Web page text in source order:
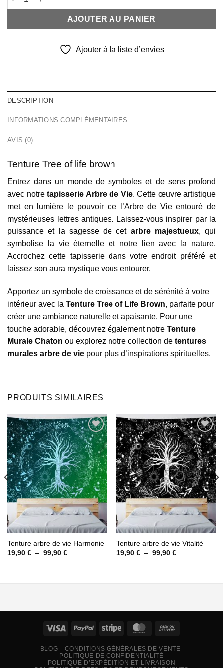
AJOUTER AU PANIER
Ajouter à la liste d’envies
DESCRIPTION
INFORMATIONS COMPLÉMENTAIRES
AVIS (0)
Tenture Tree of life brown
Entrez dans un monde de symboles et de sens profond
avec notre tapisserie Arbre de Vie. Cette œuvre artistique
met en lumière le pouvoir de l’Arbre de Vie entouré de
mystérieuses lettres antiques. Laissez-vous inspirer par la
puissance et la sagesse de cet arbre majestueux, qui
symbolise la vie éternelle et notre lien avec la nature.
Accrochez cette tapisserie dans votre endroit préféré et
laissez son aura mystique vous entourer.
Apportez un symbole de croissance et de sérénité à votre
intérieur avec la Tenture Tree of Life Brown, parfaite pour
créer une ambiance naturelle et apaisante. Pour une
touche adorable, découvrez également notre Tenture
Murale Chaton ou explorez notre collection de tentures
murales arbre de vie pour plus d’inspirations spirituelles.
PRODUITS SIMILAIRES
Ajouter
à la liste
d’envies
Tenture arbre de vie Harmonie
19,90 € – 99,90 €Plage
Ajouter
à la liste
d’envies
Tenture arbre de vie Vitalité
19,90 € – 99,90 €Plage
BLOG
CONDITIONS GÉNÉRALES DE VENTE
POLITIQUE DE CONFIDENTIALITÉ
POLITIQUE D’EXPÉDITION ET LIVRAISON